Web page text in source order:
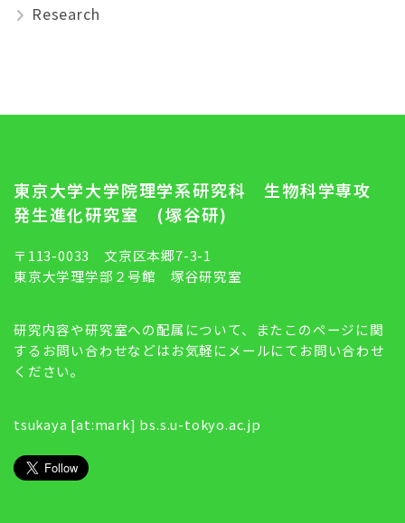
Research
東京大学大学院理学系研究科 生物科学専攻
発生進化研究室 (塚谷研)
〒113-0033 文京区本郷7-3-1
東京大学理学部２号館 塚谷研究室
研究内容や研究室への配属について、またこのページに関
するお問い合わせなどはお気軽にメールにてお問い合わせ
ください。
tsukaya [at:mark] bs.s.u-tokyo.ac.jp